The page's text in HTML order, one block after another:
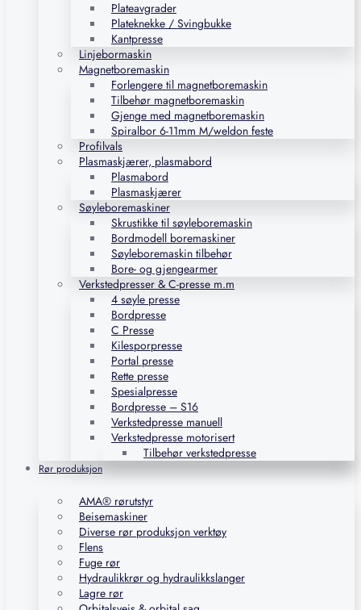
Plateavgrader
Plateknekke / Svingbukke
Kantpresse
Linjebormaskin
Magnetboremaskin
Forlengere til magnetboremaskin
Tilbehør magnetboremaskin
Gjenge med magnetboremaskin
Spiralbor 6-11mm M/weldon feste
Profilvals
Plasmaskjærer, plasmabord
Plasmabord
Plasmaskjærer
Søyleboremaskiner
Skrustikke til søyleboremaskin
Bordmodell boremaskiner
Søyleboremaskin tilbehør
Bore- og gjengearmer
Verkstedpresser & C-presse m.m
4 søyle presse
Bordpresse
C Presse
Kilesporpresse
Portal presse
Rette presse
Spesialpresse
Bordpresse – S16
Verkstedpresse manuell
Verkstedpresse motorisert
Tilbehør verkstedpresse
Rør produksjon
AMA® rørutstyr
Beisemaskiner
Diverse rør produksjon verktøy
Flens
Fuge rør
Hydraulikkrør og hydraulikkslanger
Lagre rør